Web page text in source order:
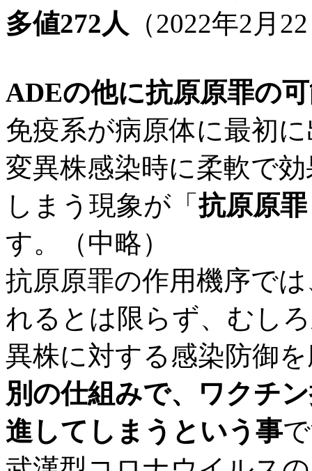
多値272人 （2022年2月
ADEの他に抗原原罪の
免疫系が病原体に最初
変異株感染時に柔軟で
しまう現象が「抗原原
す。（中略）
抗原原罪の作用機序で
れるとは限らず、むし
異株に対する感染防御
別の仕組みで、ワクチ
進してしまうという事